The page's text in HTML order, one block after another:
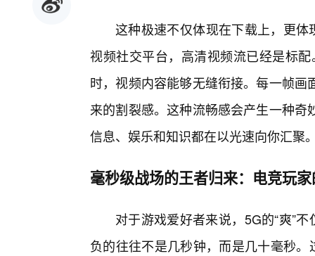
这种极速不仅体现在下载上，更体
视频社交平台，高清视频流已经是标
时，视频内容能够无缝衔接。每一帧
来的割裂感。这种流畅感会产生一种
信息、娱乐和知识都在以光速向你汇聚
毫秒级战场的王者归来：电竞玩
对于游戏爱好者来说，5G的“爽”
负的往往不是几秒钟，而是几十毫秒